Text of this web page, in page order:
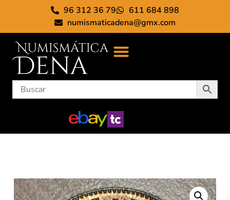
96 312 36 79
611 684 898
numismaticadena@gmx.com